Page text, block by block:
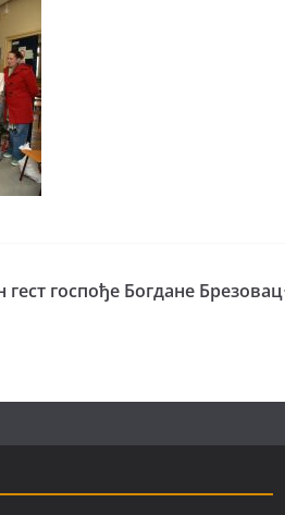
гест госпође Богдане Брезовац